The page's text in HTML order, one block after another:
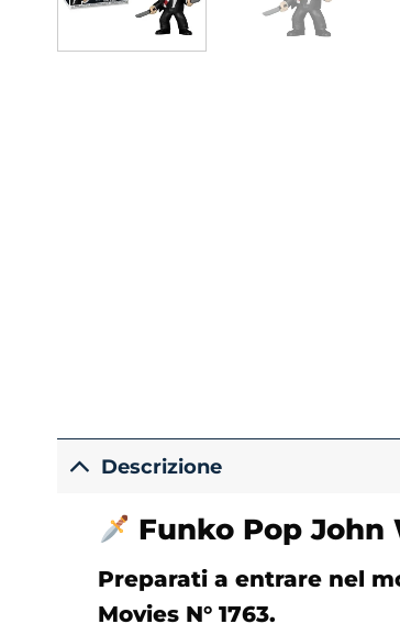
Descrizione
FunkoPop John
Preparati a entrare nel
Movies N° 1763.